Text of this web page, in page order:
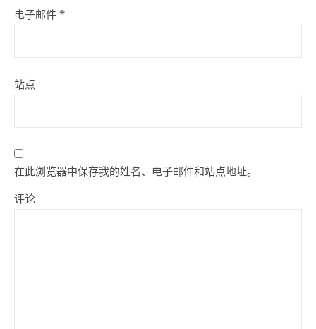
电子邮件 *
站点
在此浏览器中保存我的姓名、电子邮件和站点地址。
评论